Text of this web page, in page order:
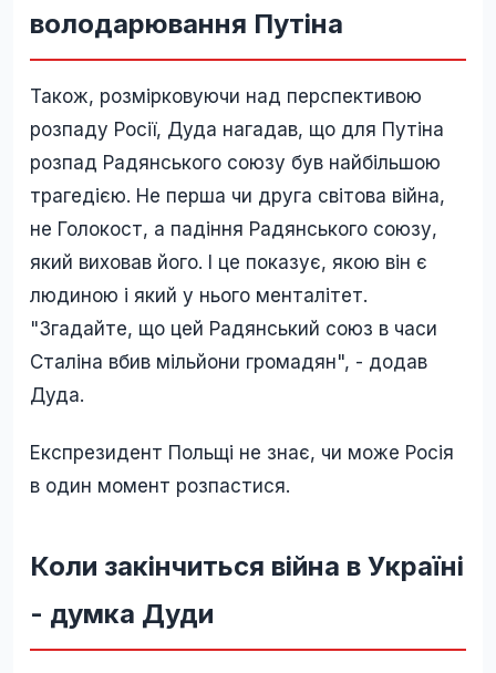
володарювання Путіна
Також, розмірковуючи над перспективою
розпаду Росії, Дуда нагадав, що для Путіна
розпад Радянського союзу був найбільшою
трагедією. Не перша чи друга світова війна,
не Голокост, а падіння Радянського союзу,
який виховав його. І це показує, якою він є
людиною і який у нього менталітет.
"Згадайте, що цей Радянський союз в часи
Сталіна вбив мільйони громадян", - додав
Дуда.
Експрезидент Польщі не знає, чи може Росія
в один момент розпастися.
Коли закінчиться війна в Україні
- думка Дуди